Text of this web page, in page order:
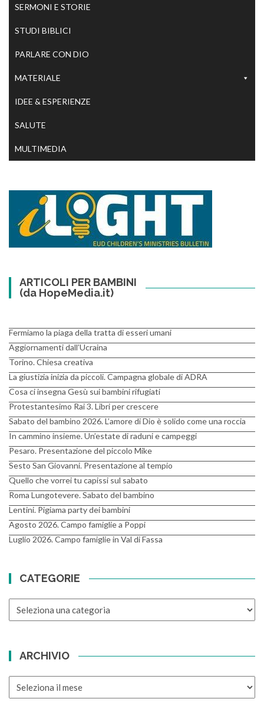
SERMONI E STORIE
STUDI BIBLICI
PARLARE CON DIO
MATERIALE
IDEE & ESPERIENZE
SALUTE
MULTIMEDIA
ARTICOLI PER BAMBINI
(da HopeMedia.it)
Fermiamo la piaga della tratta di esseri umani
Aggiornamenti dall’Ucraina
Torino. Chiesa creativa
La giustizia inizia da piccoli. Campagna globale di ADRA
Cosa ci insegna Gesù sui bambini rifugiati
Protestantesimo Rai 3. Libri per crescere
Sabato del bambino 2026. L’amore di Dio è solido come una roccia
In cammino insieme. Un’estate di raduni e campeggi
Pesaro. Presentazione del piccolo Mike
Sesto San Giovanni. Presentazione al tempio
Quello che vorrei tu capissi sul sabato
Roma Lungotevere. Sabato del bambino
Lentini. Pigiama party dei bambini
Agosto 2026. Campo famiglie a Poppi
Luglio 2026. Campo famiglie in Val di Fassa
CATEGORIE
ARCHIVIO